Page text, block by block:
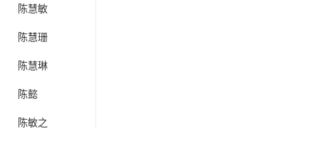
陈慧敏
陈慧珊
陈慧琳
陈懿
陈敏之